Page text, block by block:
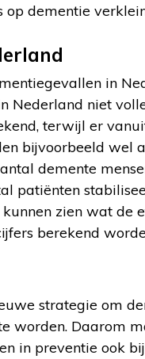
op dementie
in
Nederland niet
terwijl er
bijvoorbeeld wel
demente
patiënten
zien wat de
berekend
strategie om
worden. Daarom
in preventie ook